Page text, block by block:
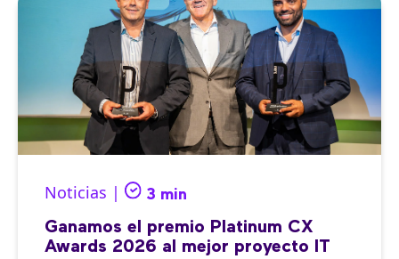
Noticias | 3 min
Ganamos el premio Platinum CX
Awards 2026 al mejor proyecto IT